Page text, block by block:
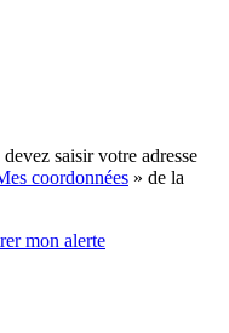
saisir votre adresse
coordonnées » de la
mon alerte